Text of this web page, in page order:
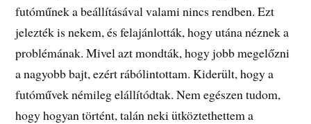
futóműnek a beállításával valami nincs rendben. Ezt
jelezték is nekem, és felajánlották, hogy utána néznek a
problémának. Mivel azt mondták, hogy jobb megelőzni
a nagyobb bajt, ezért rábólintottam. Kiderült, hogy a
futóművek némileg elállítódtak. Nem egészen tudom,
hogy hogyan történt, talán neki ütköztethettem a